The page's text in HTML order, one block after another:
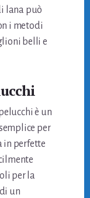
lana può
i metodi
belli e
è un
per
in perfette
per la
un